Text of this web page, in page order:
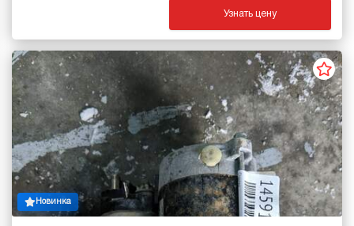
Узнать цену
Новинка